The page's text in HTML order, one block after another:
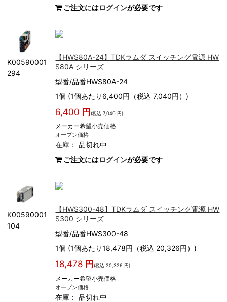
ご注文にはログインが必要です
K00590001
294
【HWS80A-24】TDKラムダ スイッチング電源 HW
S80A シリーズ
型番/品番HWS80A-24
1個 (1個あたり6,400円（税込 7,040円）)
6,400 円 (税込 7,040 円)
メーカー希望小売価格
オープン価格
在庫：品切れ中
ご注文にはログインが必要です
K00590001
104
【HWS300-48】TDKラムダ スイッチング電源 HW
S300 シリーズ
型番/品番HWS300-48
1個 (1個あたり18,478円（税込 20,326円）)
18,478 円 (税込 20,326 円)
メーカー希望小売価格
オープン価格
在庫：品切れ中